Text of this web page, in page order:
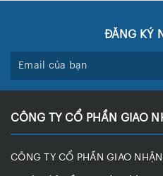
ĐĂNG KÝ
CÔNG TY CỔ PHẦN GIAO
CÔNG TY CỔ PHẦN GIAO